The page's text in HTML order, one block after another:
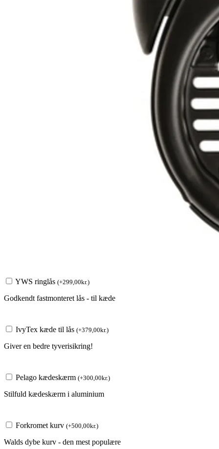
YWS ringlås (+299,00kr.)
Godkendt fastmonteret lås - til kæde
IvyTex kæde til lås (+379,00kr.)
Giver en bedre tyverisikring!
Pelago kædeskærm (+300,00kr.)
Stilfuld kædeskærm i aluminium
Forkromet kurv (+500,00kr.)
Walds dybe kurv - den mest populære